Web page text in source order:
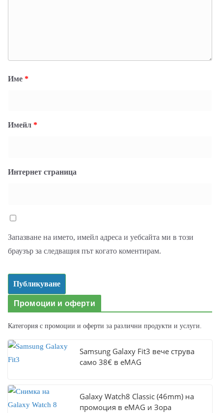
Име *
Имейл *
Интернет страница
Запазване на името, имейл адреса и уебсайта ми в този
браузър за следващия път когато коментирам.
Промоции и оферти
Категория с промоции и оферти за различни продукти и услуги.
Samsung Galaxy Fit3 вече струва
само 38€ в eMAG
Galaxy Watch8 Classic (46mm) на
промоция в eMAG и Зора